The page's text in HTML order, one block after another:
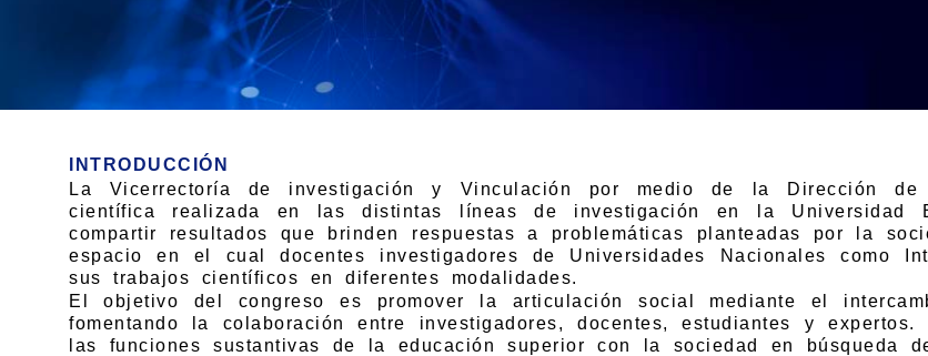
INTRODUCCIÓN
La Vicerrectoría de investigación y Vinculación por medio de la Dirección
científica realizada en las distintas líneas de investigación en la
compartir resultados que brinden respuestas a problemáticas planteadas por la
espacio en el cual docentes investigadores de Universidades Nacionales como
sus trabajos científicos en diferentes modalidades.
El objetivo del congreso es promover la articulación social mediante el
fomentando la colaboración entre investigadores, docentes, estudiantes y
las funciones sustantivas de la educación superior con la sociedad en búsqueda